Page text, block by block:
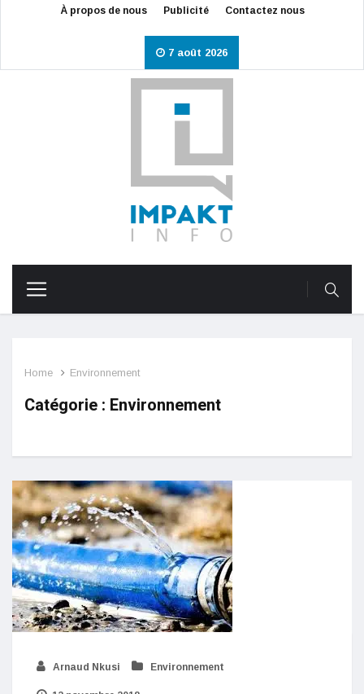
À propos de nous Publicité Contactez nous
7 août 2026
Home Environnement
Catégorie : Environnement
Arnaud Nkusi Environnement